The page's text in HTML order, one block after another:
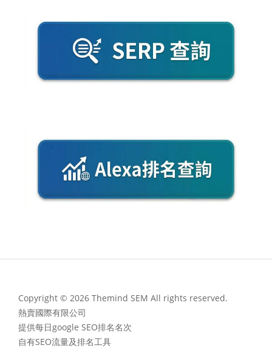
Copyright © 2026 Themind SEM All rights reserved.
熱賣國際有限公司
提供每日google SEO排名名次
自有SEO流量及排名工具